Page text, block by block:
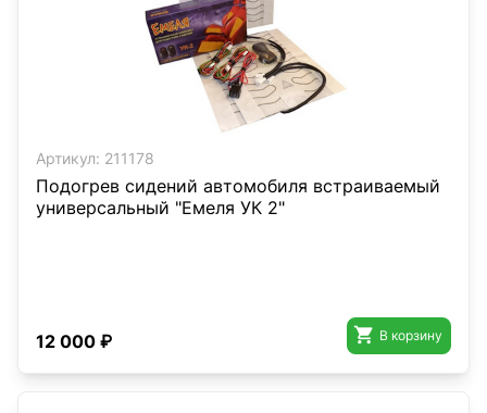
Артикул: 211178
Подогрев сидений автомобиля встраиваемый
универсальный "Емеля УК 2"
12 000 ₽  В корзину